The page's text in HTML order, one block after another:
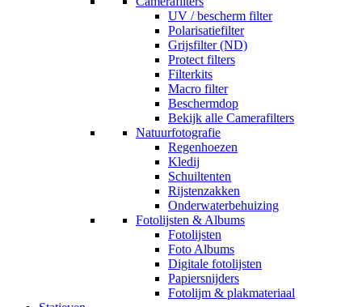
UV / bescherm filter
Polarisatiefilter
Grijsfilter (ND)
Protect filters
Filterkits
Macro filter
Beschermdop
Bekijk alle Camerafilters
Natuurfotografie
Regenhoezen
Kledij
Schuiltenten
Rijstenzakken
Onderwaterbehuizing
Fotolijsten & Albums
Fotolijsten
Foto Albums
Digitale fotolijsten
Papiersnijders
Fotolijm & plakmateriaal